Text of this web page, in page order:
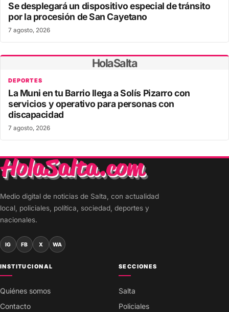
Se desplegará un dispositivo especial de tránsito
por la procesión de San Cayetano
7 agosto, 2026
HolaSalta
DEPORTES
La Muni en tu Barrio llega a Solís Pizarro con
servicios y operativo para personas con
discapacidad
7 agosto, 2026
Medio digital de noticias de Salta, con actualidad
local, policiales, política, sociedad, deportes y
nacionales.
IG FB X WA
INSTITUCIONAL
Quiénes somos
Contacto
SECCIONES
Salta
Policiales